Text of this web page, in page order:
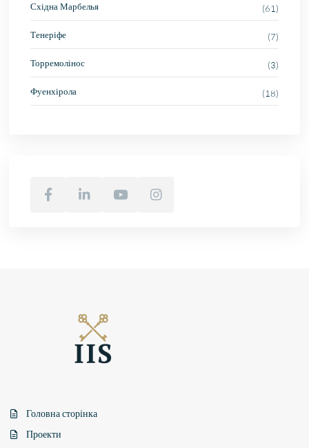
Східна Марбелья (61)
Тенеріфе (7)
Торремолінос (3)
Фуенхірола (18)
Головна сторінка
Проекти